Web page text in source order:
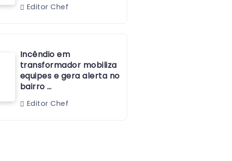
Editor Chef
Incêndio em
transformador mobiliza
equipes e gera alerta no
bairro …
Editor Chef